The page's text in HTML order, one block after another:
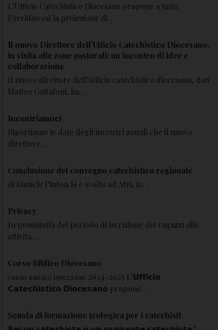
L’Ufficio Catechistico Diocesano propone a tutta
l’Arcidiocesi la proiezione di…
Il nuovo Direttore dell’Ufficio Catechistico Diocesano,
in visita alle zone pastorali: un incontro di idee e
collaborazione
Il nuovo direttore dell’ufficio catechistico diocesano, don
Matteo Gattafoni, ha…
Incontriamoci
Riportiamo le date degli incontri zonali che il nuovo
direttore…
Conclusione del convegno catechistico regionale
di Daniele Pinton Si è svolto ad Atri, in…
Privacy
In prossimità del periodo di iscrizione dei ragazzi alle
attività…
Corso Biblico Diocesano
ᴄᴏʀꜱᴏ ʙɪʙʟɪᴄᴏ ᴅɪᴏᴄᴇꜱᴀɴᴏ 2024-2025 L’𝗨𝗳𝗳𝗶𝗰𝗶𝗼
𝗖𝗮𝘁𝗲𝗰𝗵𝗶𝘀𝘁𝗶𝗰𝗼 𝗗𝗶𝗼𝗰𝗲𝘀𝗮𝗻𝗼 propone…
Scuola di formazione teologica per i catechisti